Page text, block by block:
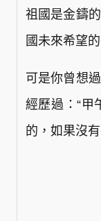
祖國是金鑄
國未來希望
可是你曾想
經歷過：“甲
的，如果沒